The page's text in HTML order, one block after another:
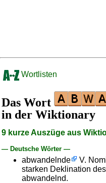
Wortlisten
Das Wort
in der Wiktionary
9 kurze Auszüge aus
— Deutsche Wörter —
abwandelnde
V.
starken Deklination
abwandelnd.